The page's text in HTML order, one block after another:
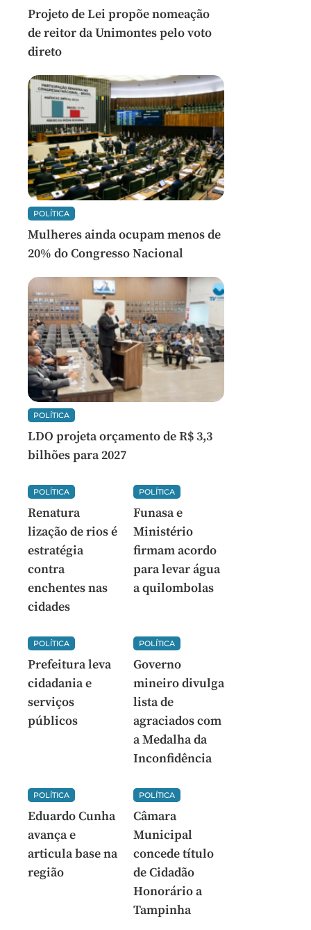
Projeto de Lei propõe nomeação
de reitor da Unimontes pelo voto
direto
POLÍTICA
Mulheres ainda ocupam menos de
20% do Congresso Nacional
POLÍTICA
LDO projeta orçamento de R$ 3,3
bilhões para 2027
POLÍTICA
Renatura
lização de rios é
estratégia
contra
enchentes nas
cidades
POLÍTICA
Funasa e
Ministério
firmam acordo
para levar água
a quilombolas
POLÍTICA
Prefeitura leva
cidadania e
serviços
públicos
POLÍTICA
Governo
mineiro divulga
lista de
agraciados com
a Medalha da
Inconfidência
POLÍTICA
Eduardo Cunha
avança e
articula base na
região
POLÍTICA
Câmara
Municipal
concede título
de Cidadão
Honorário a
Tampinha